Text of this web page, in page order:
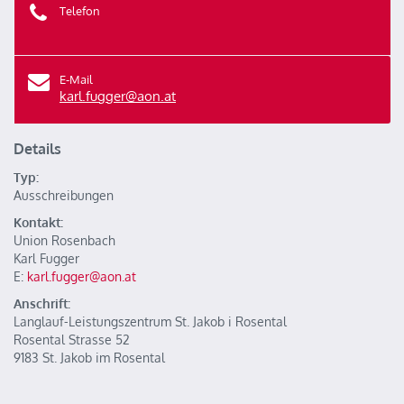
Telefon
E-Mail
karl.fugger@aon.at
Details
Typ:
Ausschreibungen
Kontakt:
Union Rosenbach
Karl Fugger
E: karl.fugger@aon.at
Anschrift:
Langlauf-Leistungszentrum St. Jakob i Rosental
Rosental Strasse 52
9183 St. Jakob im Rosental